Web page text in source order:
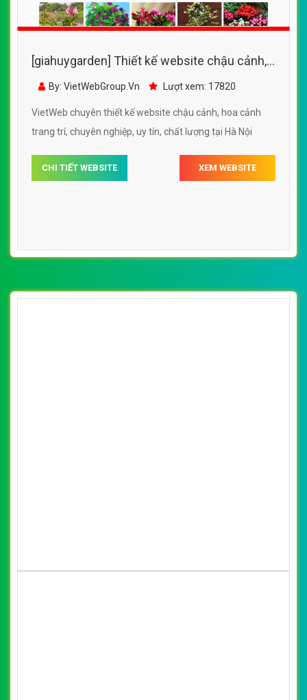
[giahuygarden] Thiết kế website chậu cảnh,
hoa cảnh trang trí đẹp SEO tốt
By: VietWebGroup.Vn Lượt xem: 17820
VietWeb chuyên thiết kế website chậu cảnh, hoa cảnh
trang trí, chuyên nghiệp, uy tín, chất lượng tại Hà Nội
CHI TIẾT WEBSITE XEM WEBSITE